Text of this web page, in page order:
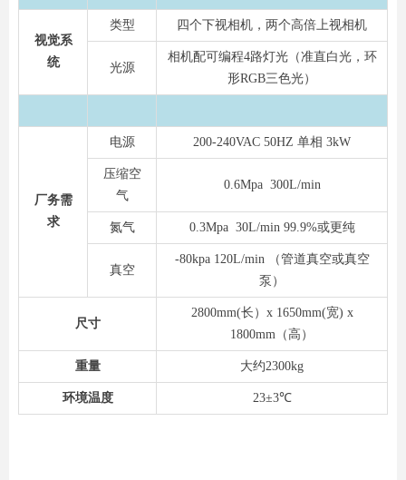
视觉系
统
类型 四个下视相机，两个高倍上视相机
光源
相机配可编程4路灯光（准直白光，环
形RGB三色光）
厂务需
求
电源 200-240VAC 50HZ 单相 3kW
压缩空
气
0.6Mpa 300L/min
氮气 0.3Mpa 30L/min 99.9%或更纯
真空
-80kpa 120L/min （管道真空或真空
泵）
尺寸
2800mm(长）x 1650mm(宽) x
1800mm（高）
重量 大约2300kg
环境温度 23±3℃